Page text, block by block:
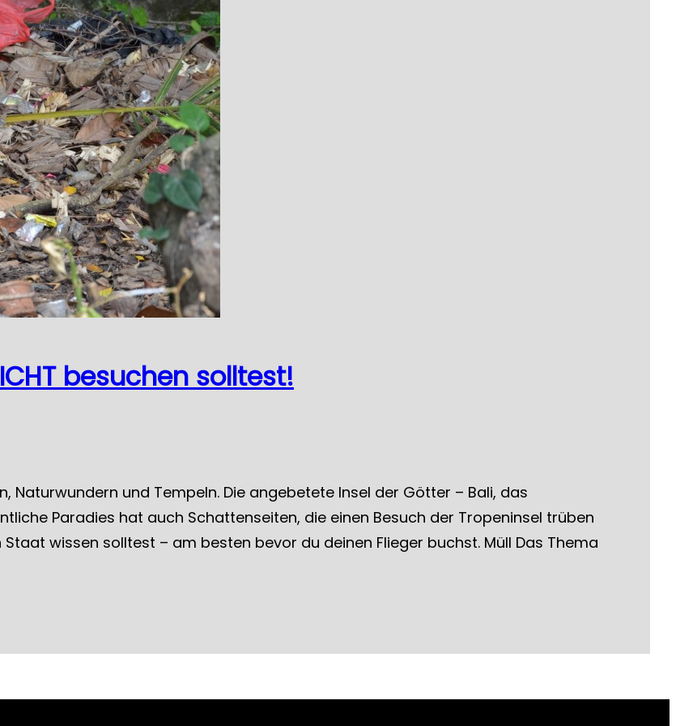
besuchen solltest!
Naturwundern und Tempeln. Die angebetete Insel der Götter – Bali, das
Paradies hat auch Schattenseiten, die einen Besuch der Tropeninsel trüben
wissen solltest – am besten bevor du deinen Flieger buchst. Müll Das Thema